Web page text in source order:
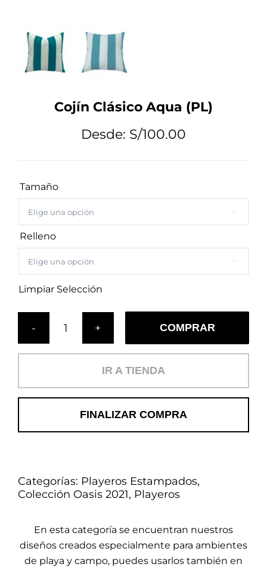
Tips de Diseño
Mi Cuenta
Carrito
Cojín Clásico Aqua (PL)
Desde: S/100.00
Tamaño

Relleno

Limpiar Selección
Cojín
cantidad
COMPRAR
IR A TIENDA
FINALIZAR COMPRA
Categorías: Playeros Estampados,
Colección Oasis 2021, Playeros
En esta categoría se encuentran nuestros
diseños creados especialmente para ambientes
de playa y campo, puedes usarlos también en